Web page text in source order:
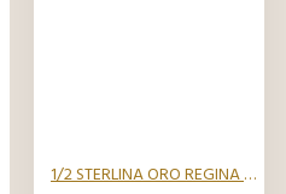
1/2 STERLINA ORO REGINA VITTORIA 1893 1901